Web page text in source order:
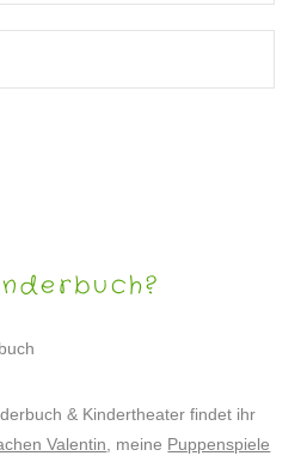
& Kindertheater findet ihr
Valentin , meine Puppenspiele